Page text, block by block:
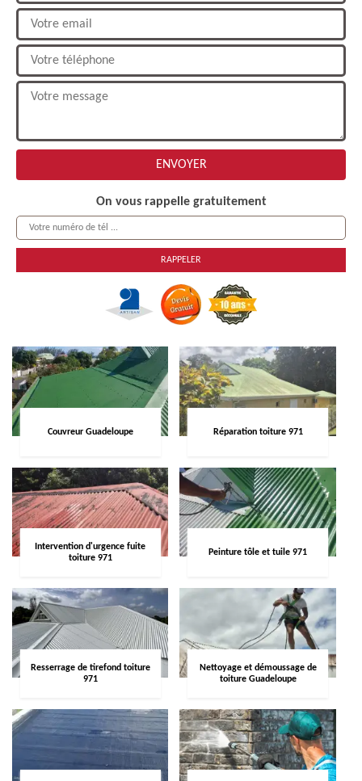
On vous rappelle gratuitement
Couvreur Guadeloupe Réparation toiture 971
Intervention d'urgence fuite
toiture 971
Peinture tôle et tuile 971
Resserrage de tirefond toiture
971
Nettoyage et démoussage de
toiture Guadeloupe